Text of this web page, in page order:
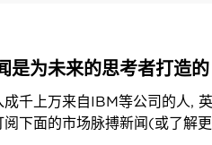
是为未来的思考者打造的
成千上万来自IBM等公司的人,
阅下面的市场脉搏新闻(或了解